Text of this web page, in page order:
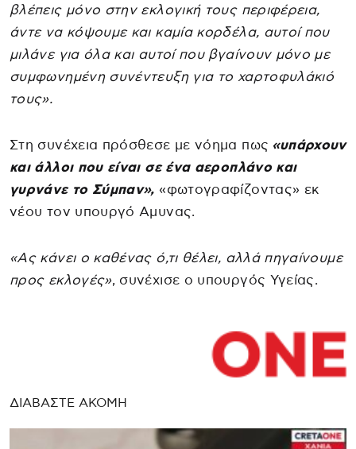
βλέπεις μόνο στην εκλογική τους περιφέρεια,
άντε να κόψουμε και καμία κορδέλα, αυτοί που
μιλάνε για όλα και αυτοί που βγαίνουν μόνο με
συμφωνημένη συνέντευξη για το χαρτοφυλάκιό
τους».
Στη συνέχεια πρόσθεσε με νόημα πως «υπάρχουν
και άλλοι που είναι σε ένα αεροπλάνο και
γυρνάνε το Σύμπαν», «φωτογραφίζοντας» εκ
νέου τον υπουργό Αμυνας.
«Ας κάνει ο καθένας ό,τι θέλει, αλλά πηγαίνουμε
προς εκλογές», συνέχισε ο υπουργός Υγείας.
ΔΙΑΒΑΣΤΕ ΑΚΟΜΗ